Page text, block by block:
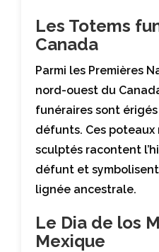
Les Totems
Canada
Parmi les Premières
nord-ouest du
funéraires sont érigés
défunts. Ces
sculptés racontent
défunt et
lignée ancestrale.
Le Dia de los
Mexique